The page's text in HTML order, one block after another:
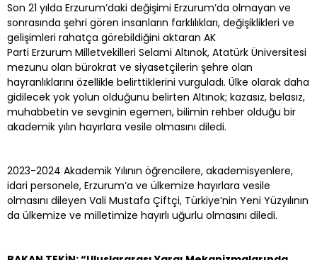
Son 21 yılda Erzurum’daki değişimi Erzurum’da olmayan ve
sonrasında şehri gören insanların farklılıkları, değişiklikleri ve
gelişimleri rahatça görebildiğini aktaran AK
Parti Erzurum Milletvekilleri Selami Altınok, Atatürk Üniversitesi
mezunu olan bürokrat ve siyasetçilerin şehre olan
hayranlıklarını özellikle belirttiklerini vurguladı. Ülke olarak daha
gidilecek yok yolun olduğunu belirten Altınok; kazasız, belasız,
muhabbetin ve sevginin egemen, bilimin rehber olduğu bir
akademik yılın hayırlara vesile olmasını diledi.
2023-2024 Akademik Yılının öğrencilere, akademisyenlere,
idari personele, Erzurum’a ve ülkemize hayırlara vesile
olmasını dileyen Vali Mustafa Çiftçi, Türkiye’nin Yeni Yüzyılının
da ülkemize ve milletimize hayırlı uğurlu olmasını diledi.